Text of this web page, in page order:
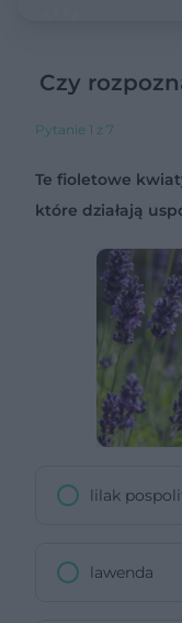
Czy
Pytanie 1 z 7
Te fioletowe
które działają
lilak
lawenda